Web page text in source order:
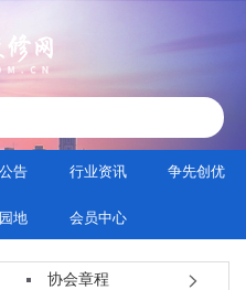
告 行业资讯 争先创优
地 会员中心
协会章程